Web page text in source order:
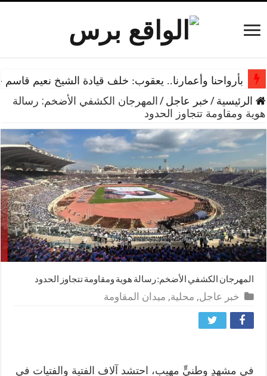
بأرواحنا وأعمارنا.. يعقوب: خلف قيادة الشيخ نعيم
الرئيسية /خبر عاجل /المهرجان الكشفي الأضخم: رسالة
هوية ومقاومة تتجاوز الحدود
المهرجان الكشفي الأضخم: رسالة هوية ومقاومة تتجاوز الحدود
خبر عاجل, محلية, ميدان المقاومة
في مشهدٍ وطنيٍّ مهيبٍ، احتشد آلاف الفتية والفتيات في